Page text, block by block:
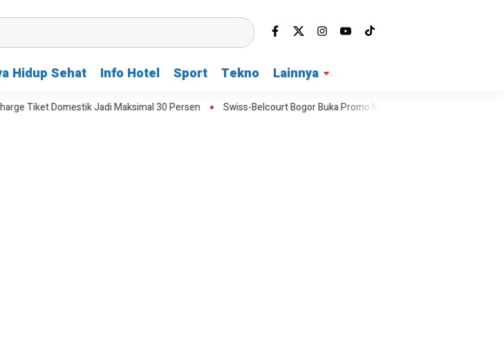
Hidup Sehat Info Hotel Sport Tekno Lainnya
Jadi Maksimal 30 Persen Swiss-Belcourt Bogor Buka Promo Merdeka Escape dengan Fasilitas Lengkap